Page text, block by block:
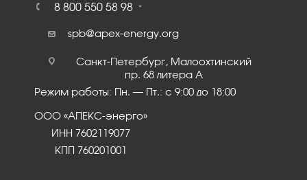
8 800 550 58 98
spb@apex-energy.org
Санкт-Петербург, Малоохтинский
пр. 68 литера А
Режим работы: Пн. – Пт.: с 9:00 до 18:00
ООО «АПЕКС-энерго»
ИНН 7602119077
КПП 760201001